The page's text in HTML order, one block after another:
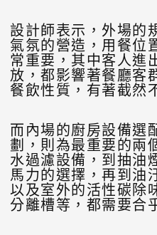
設計師表示，外場的
氣氛的營造，用餐位
常重要，其中客人進
放，都影響著餐廳客
餐飲性質，有著截然
而內場的廚房設備選
劃，則為最重要的兩
水過濾設備，到抽油
馬力的選擇，再到油
以及室外的活性碳除
分離槽等，都需要合